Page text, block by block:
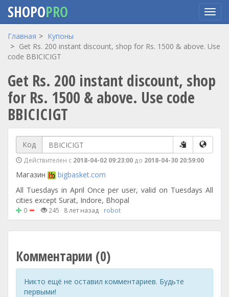
Перейти
основному
SHOPOPRO
Главная
Купоны
Get Rs. 200 instant discount, shop for Rs. 1500 & above. Use
code BBICICIGT
Get Rs. 200 instant discount, shop
for Rs. 1500 & above. Use code
BBICICIGT
Код
Действителен с 2018-04-02 09:23:00 до 2018-04-30 20:59:00
Магазин
bigbasket.com
All Tuesdays in April Once per user, valid on Tuesdays All
cities except Surat, Indore, Bhopal
0 245 8 лет назад robot
Комментарии (0)
Никто ещё не оставил комментариев. Будьте
первыми!